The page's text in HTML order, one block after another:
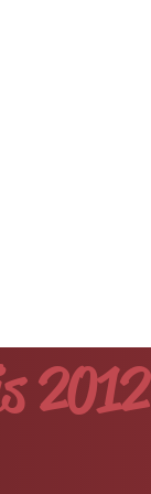
2012